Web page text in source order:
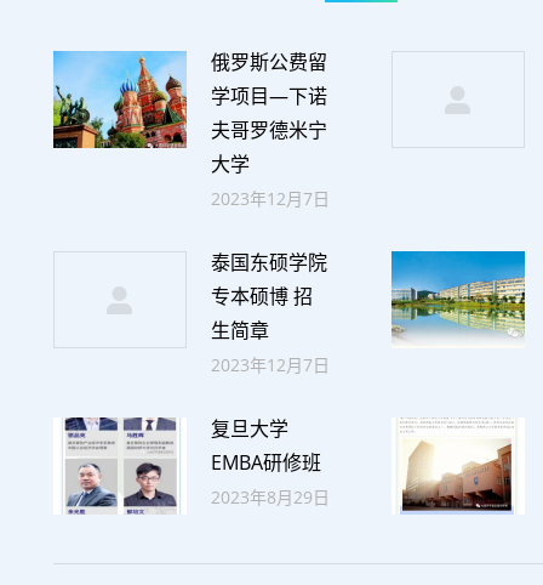
俄罗斯公费留
学项目—下诺
夫哥罗德米宁
大学
2023年12月7日
泰国东硕学院
专本硕博 招
生简章
2023年12月7日
复旦大学
EMBA研修班
2023年8月29日